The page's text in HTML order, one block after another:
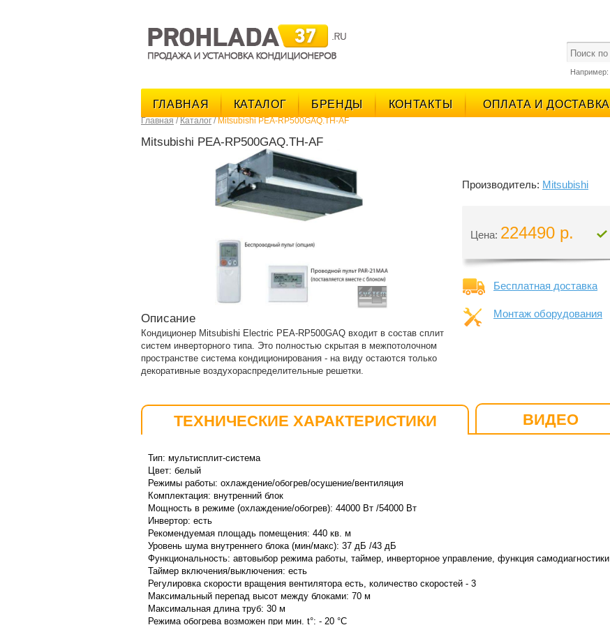
Например:
ГЛАВНАЯ КАТАЛОГ БРЕНДЫ КОНТАКТЫ ОПЛАТА И ДОСТАВКА
Главная / Каталог / Mitsubishi PEA-RP500GAQ.TH-AF
Mitsubishi PEA-RP500GAQ.TH-AF
Описание
Кондиционер Mitsubishi Electric PEA-RP500GAQ входит в состав сплит
систем инверторного типа. Это полностью скрытая в межпотолочном
пространстве система кондиционирования - на виду остаются только
декоративные воздухораспределительные решетки.
Производитель: Mitsubishi
Цена: 224490 р.
Бесплатная доставка
Монтаж оборудования
ТЕХНИЧЕСКИЕ ХАРАКТЕРИСТИКИ ВИДЕО
Тип: мультисплит-система
Цвет: белый
Режимы работы: охлаждение/обогрев/осушение/вентиляция
Комплектация: внутренний блок
Мощность в режиме (охлаждение/обогрев): 44000 Вт /54000 Вт
Инвертор: есть
Рекомендуемая площадь помещения: 440 кв. м
Уровень шума внутреннего блока (мин/макс): 37 дБ /43 дБ
Функциональность: автовыбор режима работы, таймер, инверторное управление, функция самодиагностики
Таймер включения/выключения: есть
Регулировка скорости вращения вентилятора есть, количество скоростей - 3
Максимальный перепад высот между блоками: 70 м
Максимальная длина труб: 30 м
Режима обогрева возможен при мин. t°: - 20 °C